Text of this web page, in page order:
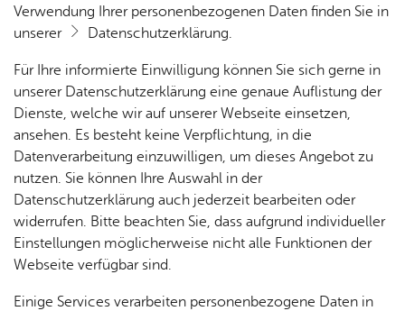
Cookie-Hinweis
Zum Laden dieser Karte wird eine Verbindung zu externen
Servern hergestellt. Diese verwenden Cookies und andere
Tracking-Technologien, um die Bedienung zu
personalisieren und zu verbessern. Weitere Informationen
finden Sie in unsererDatenschutzerklärung
Verwendung Ihrer personenbezogenen Daten finden Sie in
unserer
Datenschutzerklärung.
Für Ihre informierte Einwilligung können Sie sich gerne in
unserer Datenschutzerklärung eine genaue Auflistung der
Dienste, welche wir auf unserer Webseite einsetzen,
ansehen. Es besteht keine Verpflichtung, in die
Datenverarbeitung einzuwilligen, um dieses Angebot zu
nutzen. Sie können Ihre Auswahl in der
Datenschutzerklärung auch jederzeit bearbeiten oder
widerrufen. Bitte beachten Sie, dass aufgrund individueller
Einstellungen möglicherweise nicht alle Funktionen der
Webseite verfügbar sind.
Einige Services verarbeiten personenbezogene Daten in